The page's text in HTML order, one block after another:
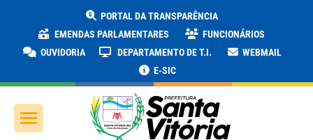
PORTAL DA TRANSPARÊNCIA
EMENDAS PARLAMENTARES
FUNCIONÁRIOS
OUVIDORIA
DEPARTAMENTO DE T.I.
WEBMAIL
E-SIC